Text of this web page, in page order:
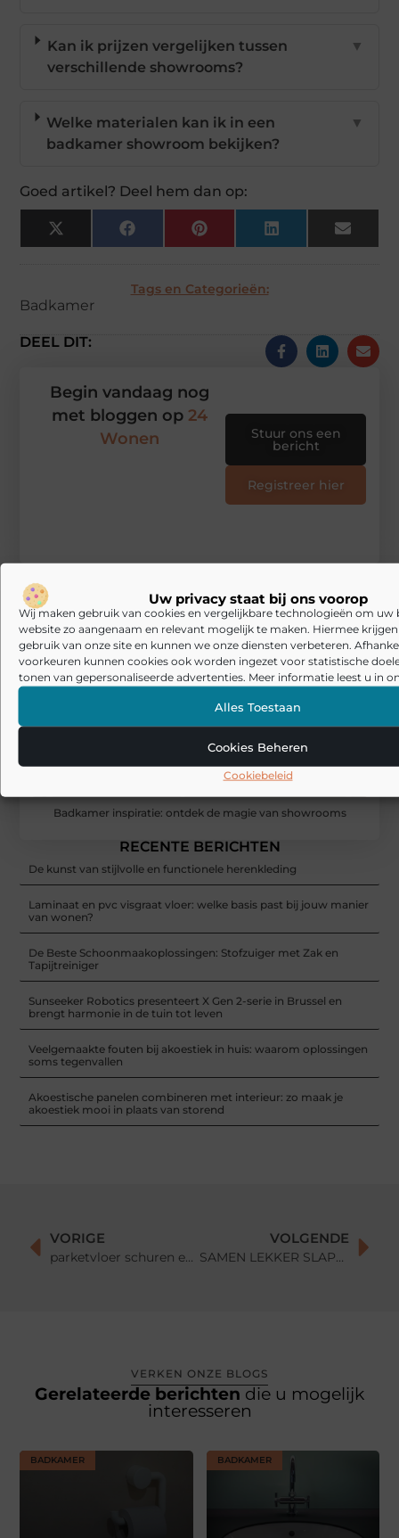
Uw privacy staat bij ons voorop
Wij maken gebruik van cookies en vergelijkbare technologieën om uw
website zo aangenaam en relevant mogelijk te maken. Hiermee
gebruik van onze site en kunnen we onze diensten verbeteren.
voorkeuren kunnen cookies ook worden ingezet voor statistische
tonen van gepersonaliseerde advertenties. Meer informatie leest u in
Alles Toestaan
Cookies Beheren
Cookiebeleid
Kan ik prijzen vergelijken tussen
verschillende showrooms?
▼
Welke materialen kan ik in een
badkamer showroom bekijken?
▼
Goed artikel? Deel hem dan op:
X
(Twitter)
FacebookPinterestLinkedIn Email
Tags en Categorieën:
Badkamer
DEEL DIT:
Badkamer inspiratie: ontdek de magie van showrooms
RECENTE BERICHTEN
De kunst van stijlvolle en functionele herenkleding
Laminaat en pvc visgraat vloer: welke basis past bij jouw manier
van wonen?
De Beste Schoonmaakoplossingen: Stofzuiger met Zak en
Tapijtreiniger
Sunseeker Robotics presenteert X Gen 2-serie in Brussel en
brengt harmonie in de tuin tot leven
Veelgemaakte fouten bij akoestiek in huis: waarom oplossingen
soms tegenvallen
Akoestische panelen combineren met interieur: zo maak je
akoestiek mooi in plaats van storend
Begin vandaag nog
met bloggen op 24
Wonen
Stuur ons een
bericht
Registreer hier
VORIGE
parketvloer schuren en lakken met onzichtbare skylt lak door schuur expert
VOLGENDE
SAMEN LEKKER SLAPEN
VERKEN ONZE BLOGS
Gerelateerde berichten die u mogelijk
interesseren
BADKAMER BADKAMER